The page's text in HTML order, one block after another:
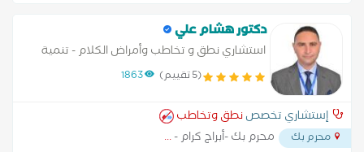
دكتور هشام علي
استشاري نطق و تخاطب وأمراض الكلام - تنمية
مهارات - صعوبات تعلم
(5 تقييم) 1863
إستشاري تخصصنطق وتخاطب
محرم بك محرم بك -أبراج كرام -...